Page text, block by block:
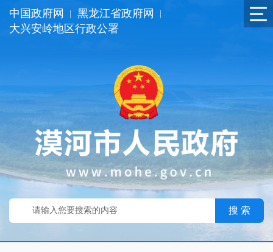
中国政府网 黑龙江省政府网
大兴安岭地区行政公署
搜 索